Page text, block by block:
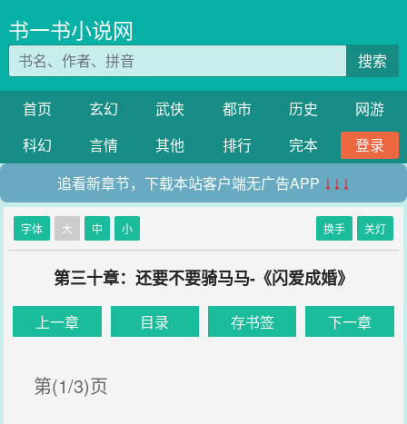
书一书小说网
搜索
首页 玄幻 武侠 都市 历史
网游
科幻
言情 其他 排行 完本
登录
追看新章节，下载本站客户端无广告APP ↓↓↓
字体 大 中 小 换手 关灯
第三十章：还要不要骑马马-《闪爱成婚》
上一章 目录 存书签 下一章
第(1/3)页